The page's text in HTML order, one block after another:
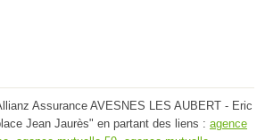
Assurance AVESNES LES AUBERT - Eric
Jean Jaurès" en partant des liens : agence